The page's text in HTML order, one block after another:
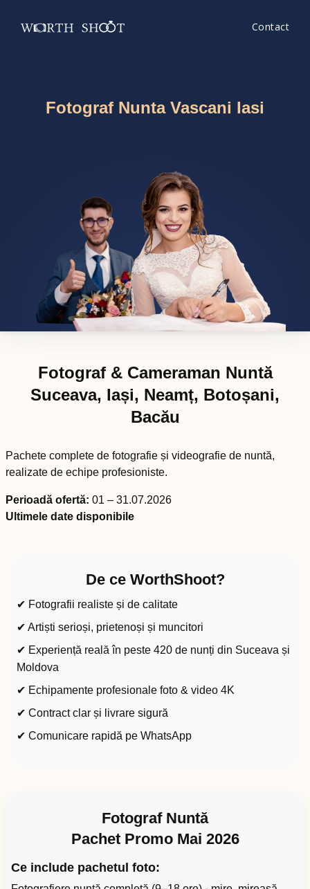
Contact
Fotograf Nunta Vascani Iasi
Fotograf & Cameraman Nuntă
Suceava, Iași, Neamț, Botoșani,
Bacău
Pachete complete de fotografie și videografie de nuntă,
realizate de echipe profesioniste.
Perioadă ofertă: 01 – 31.07.2026
Ultimele date disponibile
De ce WorthShoot?
✔ Fotografii realiste și de calitate
✔ Artiști serioși, prietenoși și muncitori
✔ Experiență reală în peste 420 de nunți din Suceava și
Moldova
✔ Echipamente profesionale foto & video 4K
✔ Contract clar și livrare sigură
✔ Comunicare rapidă pe WhatsApp
Fotograf Nuntă
Pachet Promo Mai 2026
Ce include pachetul foto: